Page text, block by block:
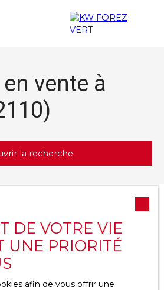
vente à
la recherche
Créer une alerte
DE VOTRE VIE
UNE PRIORITÉ
afin de vous offrir une